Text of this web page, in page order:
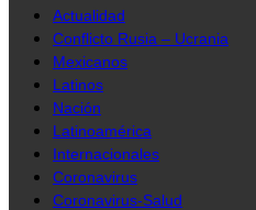
Actualidad
Conflicto Rusia – Ucrania
Mexicanos
Latinos
Nación
Latinoamérica
Internacionales
Coronavirus
Coronavirus-Salud